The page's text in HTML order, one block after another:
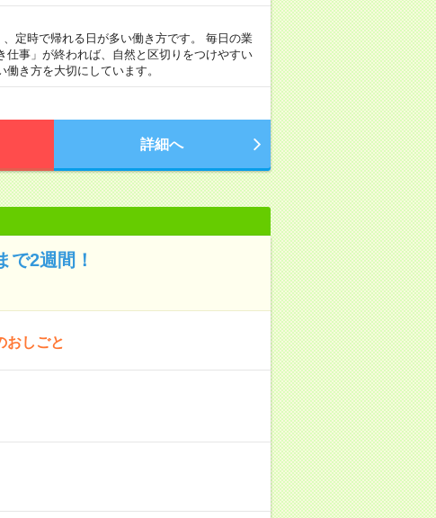
定時で帰れる日が多い働き方です。 毎日の業
事」が終われば、自然と区切りをつけやすい
き方を大切にしています。
詳細へ
で2週間！
おしごと